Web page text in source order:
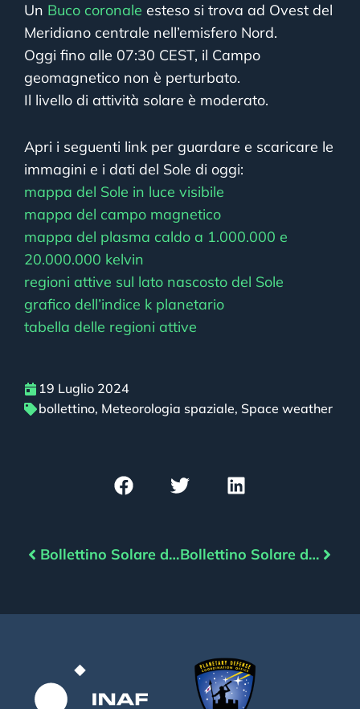
Un Buco coronale esteso si trova ad Ovest del
Meridiano centrale nell’emisfero Nord.
Oggi fino alle 07:30 CEST, il Campo
geomagnetico non è perturbato.
Il livello di attività solare è moderato.
Apri i seguenti link per guardare e scaricare le
immagini e i dati del Sole di oggi:
mappa del Sole in luce visibile
mappa del campo magnetico
mappa del plasma caldo a 1.000.000 e
20.000.000 kelvin
regioni attive sul lato nascosto del Sole
grafico dell’indice k planetario
tabella delle regioni attive
19 Luglio 2024
bollettino, Meteorologia spaziale, Space weather
Bollettino Solare del 18/07/2024 Bollettino Solare del 20/07/2024